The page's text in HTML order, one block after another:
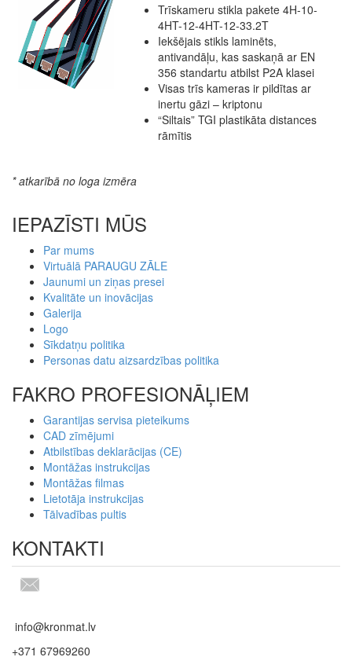
Trīskameru stikla pakete 4H-10-
4HT-12-4HT-12-33.2T
Iekšējais stikls laminēts,
antivandāļu, kas saskaņā ar EN
356 standartu atbilst P2A klasei
Visas trīs kameras ir pildītas ar
inertu gāzi – kriptonu
“Siltais” TGI plastikāta distances
rāmītis
* atkarībā no loga izmēra
IEPAZĪSTI MŪS
Par mums
Virtuālā PARAUGU ZĀLE
Jaunumi un ziņas presei
Kvalitāte un inovācijas
Galerija
Logo
Sīkdatņu politika
Personas datu aizsardzības politika
FAKRO PROFESIONĀĻIEM
Garantijas servisa pieteikums
CAD zīmējumi
Atbilstības deklarācijas (CE)
Montāžas instrukcijas
Montāžas filmas
Lietotāja instrukcijas
Tālvadības pultis
KONTAKTI
info@kronmat.lv
+371 67969260